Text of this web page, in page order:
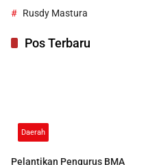
Rusdy Mastura
Pos Terbaru
Daerah
Pelantikan Pengurus BMA